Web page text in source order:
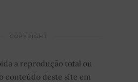
COPYRIGHT
a reprodução total ou
conteúdo deste site em